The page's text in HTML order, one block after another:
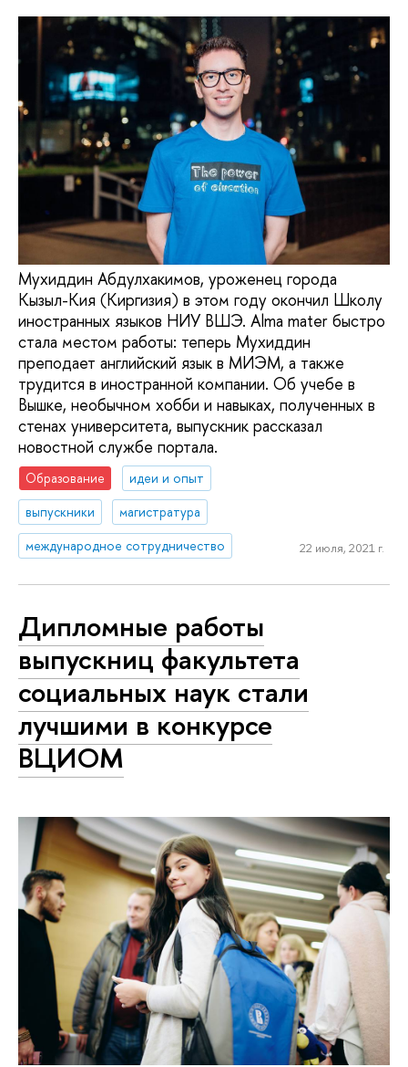
Мухиддин Абдулхакимов, уроженец города
Кызыл-Кия (Киргизия) в этом году окончил Школу
иностранных языков НИУ ВШЭ. Аlma mater быстро
стала местом работы: теперь Мухиддин
преподает английский язык в МИЭМ, а также
трудится в иностранной компании. Об учебе в
Вышке, необычном хобби и навыках, полученных в
стенах университета, выпускник рассказал
новостной службе портала.
Образование
идеи и опыт
выпускники
магистратура
международное сотрудничество
22 июля, 2021 г.
Дипломные работы
выпускниц факультета
социальных наук стали
лучшими в конкурсе
ВЦИОМ